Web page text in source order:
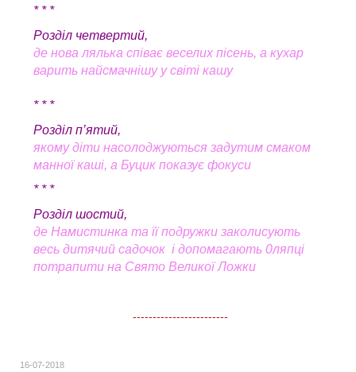
* * *
Розділ четвертий,
де нова лялька співає веселих пісень, а кухар
варить найсмачнішу у світі кашу
* * *
Розділ п’ятий,
якому діти насолоджуються задутим смаком
манної каші, а Буцик показує фокуси
* * *
Розділ шостий,
де Намистинка та її подружки заколисують
весь дитячий садочок і допомагають 0ляпці
потрапити на Свято Великої Ложки
------------------------
16-07-2018